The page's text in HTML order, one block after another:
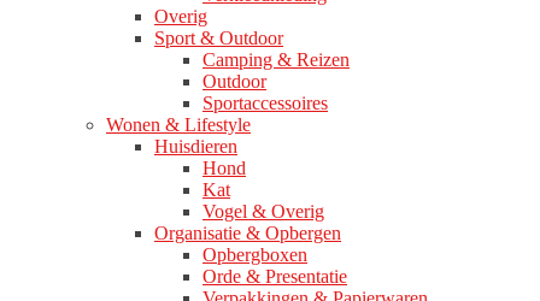
Overig
Sport & Outdoor
Camping & Reizen
Outdoor
Sportaccessoires
Wonen & Lifestyle
Huisdieren
Hond
Kat
Vogel & Overig
Organisatie & Opbergen
Opbergboxen
Orde & Presentatie